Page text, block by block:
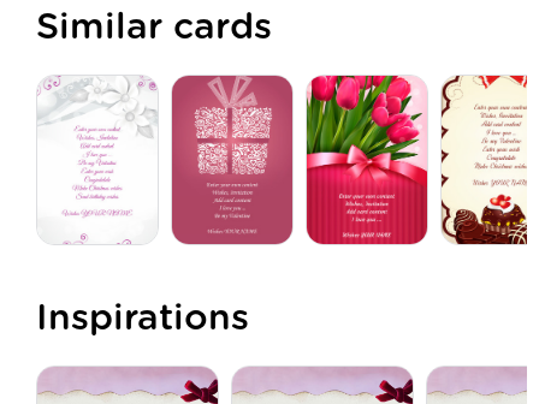
Similar cards
Inspirations